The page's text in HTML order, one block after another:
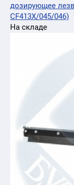
дозирующее
CF413X/045/046)
На складе